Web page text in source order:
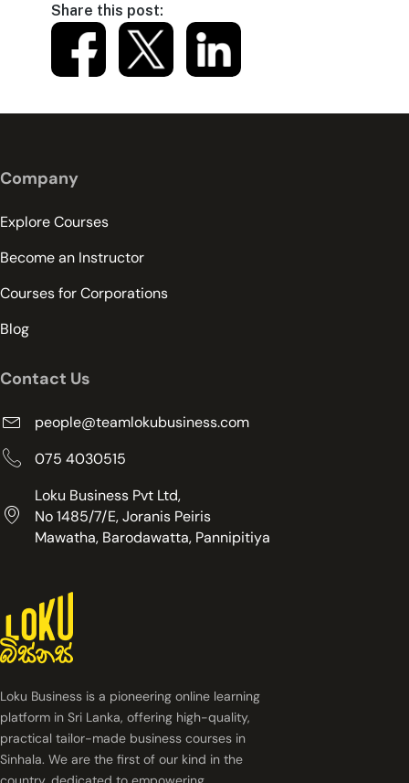
Share this post:
Loku Business is a pioneering online learning
platform in Sri Lanka, offering high-quality,
practical tailor-made business courses in
Sinhala. We are the first of our kind in the
Company
Explore Courses
Become an Instructor
Courses for Corporations
Blog
Contact Us
people@teamlokubusiness.com
075 4030515
Loku Business Pvt Ltd,
No 1485/7/E, Joranis Peiris
Mawatha, Barodawatta, Pannipitiya